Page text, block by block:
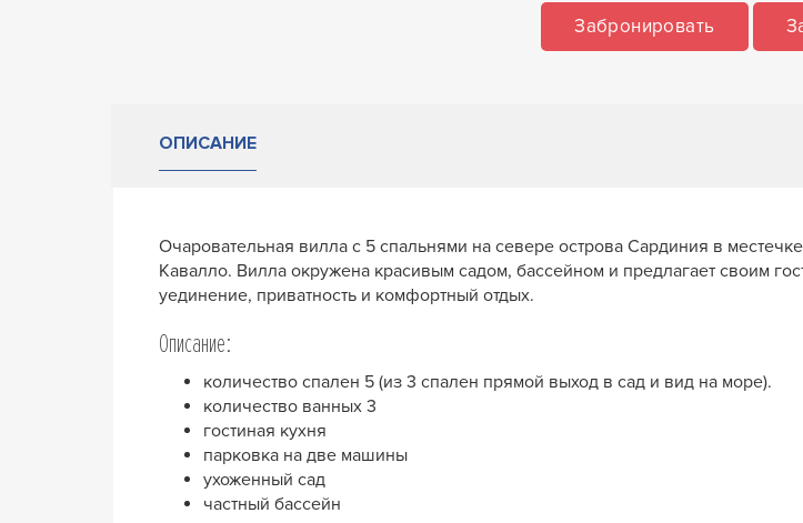
Забронировать
ОПИСАНИЕ
Очаровательная вилла с 5 спальнями на севере острова Сардиния в
Кавалло. Вилла окружена красивым садом, бассейном и предлагает своим
уединение, приватность и комфортный отдых.
Описание:
количество спален 5 (из 3 спален прямой выход в сад и вид на море).
количество ванных 3
гостиная кухня
парковка на две машины
ухоженный сад
частный бассейн